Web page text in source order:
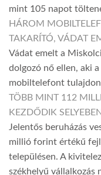
mint 105 napot
HÁROM
TAKARÍTÓ, VÁDAT
Vádat emelt a
dolgozó nő ellen, aki
mobiltelefont
TÖBB MINT 112
KEZDŐDIK SELYEBEN
Jelentős beruházás
millió forint értékű
településen. A
székhelyű vállalkozás